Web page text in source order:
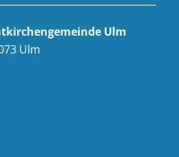
Ulm
Ulm